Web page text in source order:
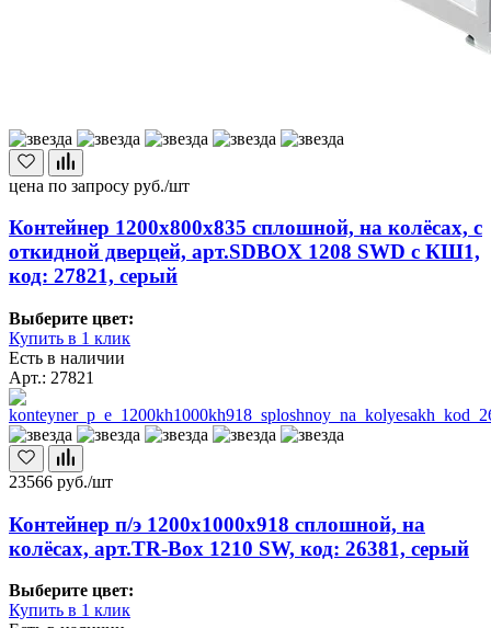
цена по запросу руб./шт
Контейнер 1200х800х835 сплошной, на колёсах, с
откидной дверцей, арт.SDBOX 1208 SWD с КШ1,
код: 27821, серый
Выберите цвет:
Купить в 1 клик
Есть в наличии
Арт.: 27821
23566 руб./шт
Контейнер п/э 1200х1000х918 сплошной, на
колёсах, арт.TR-Box 1210 SW, код: 26381, серый
Выберите цвет:
Купить в 1 клик